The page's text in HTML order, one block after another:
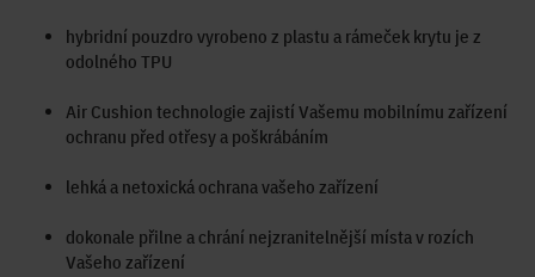
hybridní pouzdro vyrobeno z plastu a rámeček krytu je z
odolného TPU
Air Cushion technologie zajistí Vašemu mobilnímu zařízení
ochranu před otřesy a poškrábáním
lehká a netoxická ochrana vašeho zařízení
dokonale přilne a chrání nejzranitelnější místa v rozích
Vašeho zařízení